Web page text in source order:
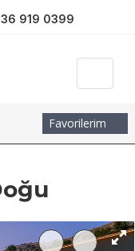
919 0399
Favorilerim